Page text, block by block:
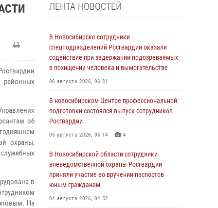
об
охраны,
в
На
ЛЕНТА НОВОСТЕЙ
В Новосибирске сотрудники
спецподразделений Росгвардии оказали
содействие при задержании подозреваемых
в похищении человека и вымогательстве
06 августа 2026, 06:31
В новосибирском Центре профессиональной
подготовки состоялся выпуск сотрудников
Росгвардии
05 августа 2026, 08:14 4
В Новосибирской области сотрудники
вневедомственной охраны Росгвардии
приняли участие во вручении паспортов
юным гражданам
04 августа 2026, 04:52